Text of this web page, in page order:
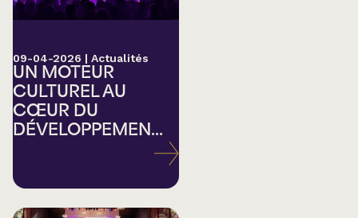
09-04-2026 | Actualités
UN MOTEUR
CULTUREL AU
CŒUR DU
DÉVELOPPEMEN...